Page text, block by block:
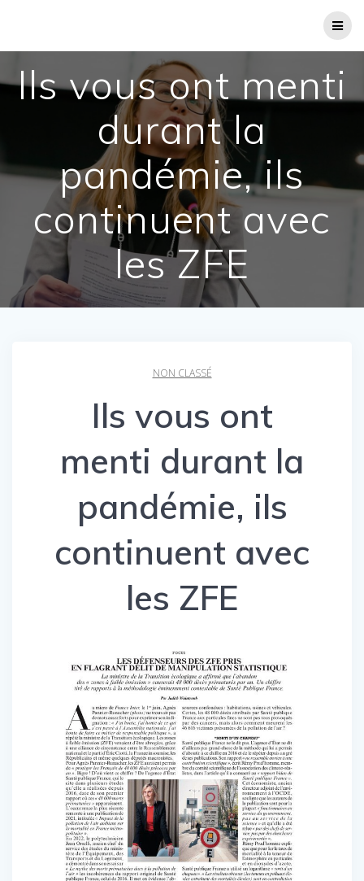
Ils vous ont menti
durant la
pandémie, ils
continuent avec
les ZFE
NON CLASSÉ
Ils vous ont
menti durant la
pandémie, ils
continuent avec
les ZFE